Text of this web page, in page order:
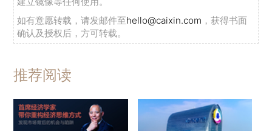
如有意愿转载，请发邮件至hello@caixin.com ，获得书面
确认及授权后，方可转载。
推荐阅读